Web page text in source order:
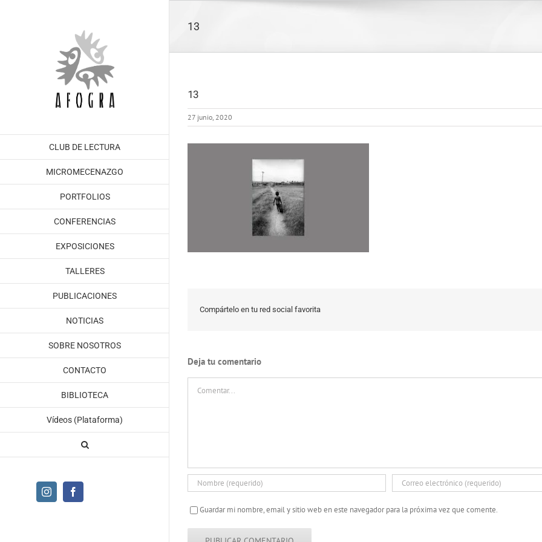
CLUB DE LECTURA
MICROMECENAZGO
PORTFOLIOS
CONFERENCIAS
EXPOSICIONES
TALLERES
PUBLICACIONES
NOTICIAS
SOBRE NOSOTROS
CONTACTO
BIBLIOTECA
Vídeos (Plataforma)
Instagram
13
13
27 junio, 2020
Compártelo en tu red social favorita
Deja tu comentario
Guardar mi nombre, email y sitio web en este navegador para la próxima vez que comente.